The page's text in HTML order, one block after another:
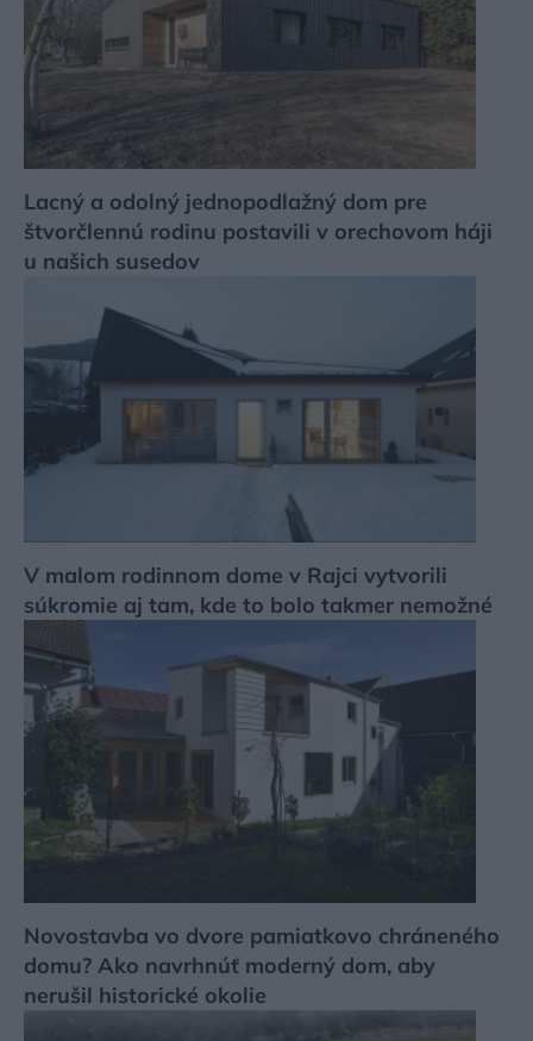
Lacný a odolný jednopodlažný dom pre
štvorčlennú rodinu postavili v orechovom háji
u našich susedov
V malom rodinnom dome v Rajci vytvorili
súkromie aj tam, kde to bolo takmer nemožné
Novostavba vo dvore pamiatkovo chráneného
domu? Ako navrhnúť moderný dom, aby
nerušil historické okolie